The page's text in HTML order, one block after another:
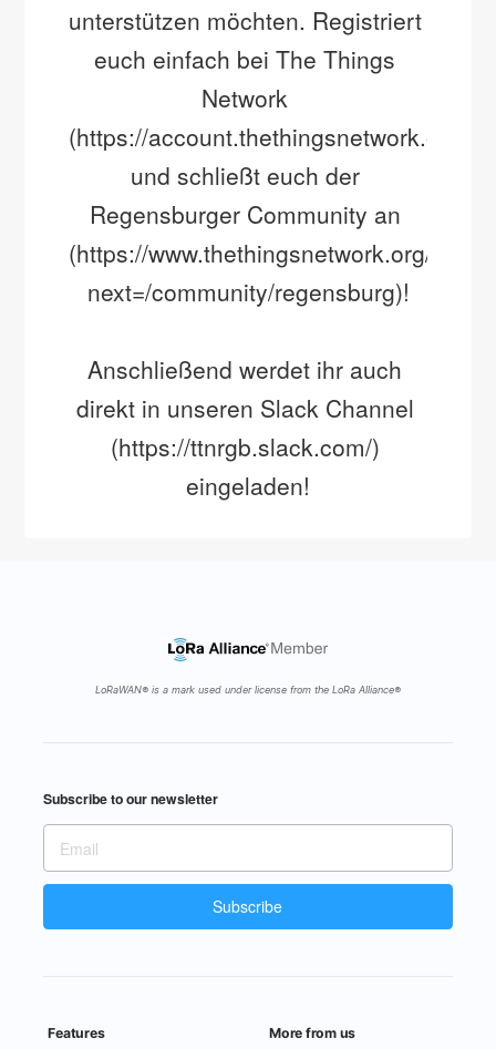
unterstützen möchten. Registriert
euch einfach bei The Things
Network
(https://account.thethingsnetwork.org/
und schließt euch der
Regensburger Community an
(https://www.thethingsnetwork.org/login?
next=/community/regensburg)!
Anschließend werdet ihr auch
direkt in unseren Slack Channel
(https://ttnrgb.slack.com/)
eingeladen!